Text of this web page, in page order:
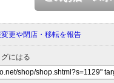
更や閉店・移転を報告
にはる